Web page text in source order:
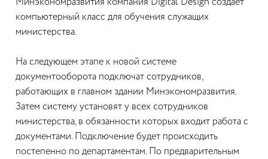
Минэкономразвития компания Digital Design создает
компьютерный класс для обучения служащих
министерства.
На следующем этапе к новой системе
документооборота подключат сотрудников,
работающих в главном здании Минэкономразвития.
Затем систему установят у всех сотрудников
министерства, в обязанности которых входит работа с
документами. Подключение будет происходить
постепенно по департаментам. По предварительным